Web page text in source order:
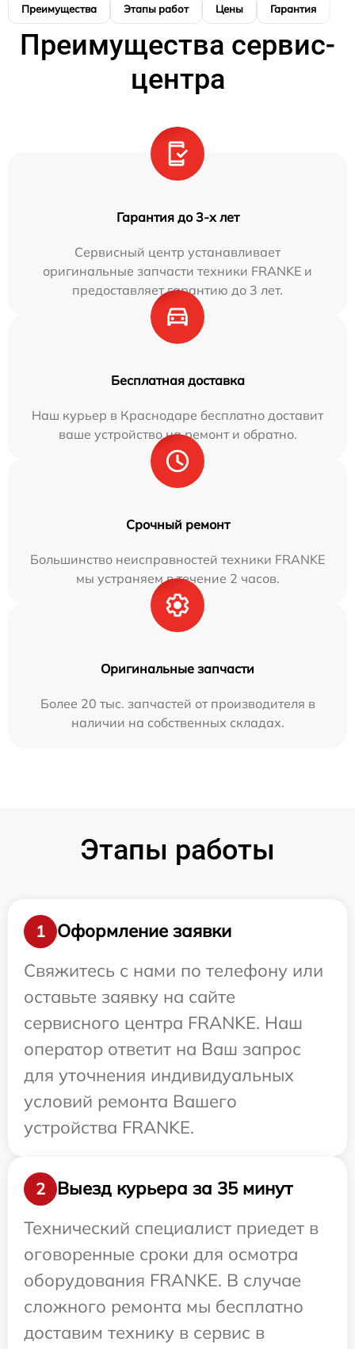
Преимущества Этапы работ Цены Гарантия
Преимущества сервис-
центра
Гарантия до 3-х лет
Сервисный центр устанавливает
оригинальные запчасти техники FRANKE и
предоставляет гарантию до 3 лет.
Бесплатная доставка
Наш курьер в Краснодаре бесплатно доставит
ваше устройство на ремонт и обратно.
Срочный ремонт
Большинство неисправностей техники FRANKE
мы устраняем в течение 2 часов.
Оригинальные запчасти
Более 20 тыс. запчастей от производителя в
наличии на собственных складах.
Этапы работы
1
Оформление заявки
Свяжитесь с нами по телефону или
оставьте заявку на сайте
сервисного центра FRANKE. Наш
оператор ответит на Ваш запрос
для уточнения индивидуальных
условий ремонта Вашего
устройства FRANKE.
2
Выезд курьера за 35 минут
Технический специалист приедет в
оговоренные сроки для осмотра
оборудования FRANKE. В случае
сложного ремонта мы бесплатно
доставим технику в сервис в